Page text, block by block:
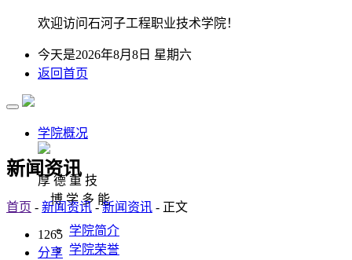
欢迎访问石河子工程职业技术学院！
今天是2026年8月8日 星期六
返回首页
学院概况
厚 德 重 技
博 学 多 能
学院简介
学院荣誉
新闻资讯
首页 - 新闻资讯 -新闻资讯 - 正文
1265
分享